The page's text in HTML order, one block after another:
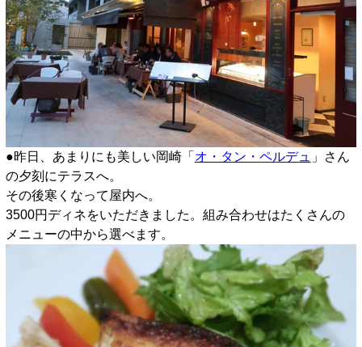
●昨日、あまりにも美しい岡崎「 オ・タン・ペルデュ 」さん
の夕刻にテラスへ。
その後寒くなって屋内へ。
3500円ディネをいただきました。組み合わせはたくさんの
メニューの中から選べます。